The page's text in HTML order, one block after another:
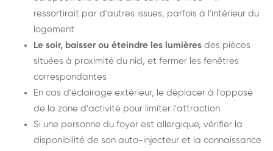
ressortirait par d'autres issues, parfois à l'intérieur du
logement
Le soir, baisser ou éteindre les lumières des pièces
situées à proximité du nid, et fermer les fenêtres
correspondantes
En cas d'éclairage extérieur, le déplacer à l'opposé
de la zone d'activité pour limiter l'attraction
Si une personne du foyer est allergique, vérifier la
disponibilité de son auto-injecteur et la connaissance